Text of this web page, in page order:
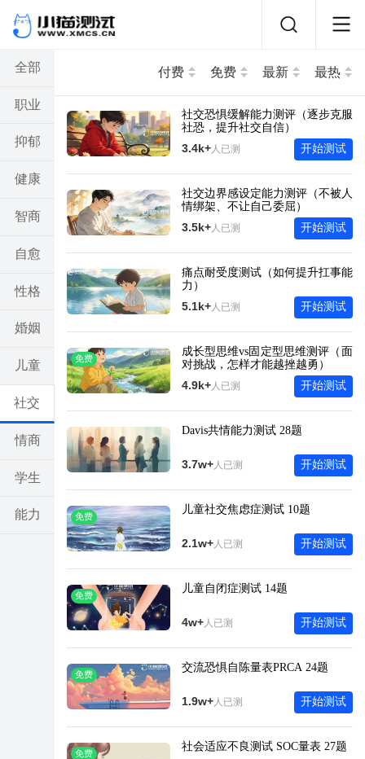
全部
职业
抑郁
健康
智商
自愈
性格
婚姻
儿童
社交
情商
学生
能力
付费 免费 最新 最热
社交恐惧缓解能力测评（逐步克服
社恐，提升社交自信）
开始测试
3.4k+人已测
社交边界感设定能力测评（不被人
情绑架、不让自己委屈）
开始测试
3.5k+人已测
痛点耐受度测试（如何提升扛事能
力）
开始测试
5.1k+人已测
免费
成长型思维vs固定型思维测评（面
对挑战，怎样才能越挫越勇）
开始测试
4.9k+人已测
Davis共情能力测试 28题
开始测试
3.7w+人已测
免费
儿童社交焦虑症测试 10题
开始测试
2.1w+人已测
免费
儿童自闭症测试 14题
开始测试
4w+人已测
免费
交流恐惧自陈量表PRCA 24题
开始测试
1.9w+人已测
免费
社会适应不良测试 SOC量表 27题